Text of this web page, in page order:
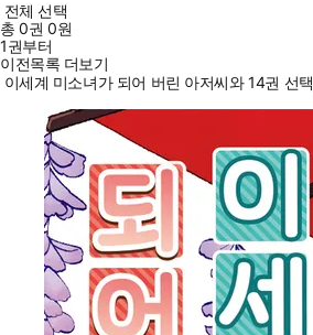
전체 선택
총0권 0원
1권부터
이전목록 더보기
이세계 미소녀가 되어 버린 아저씨와 14권 선택